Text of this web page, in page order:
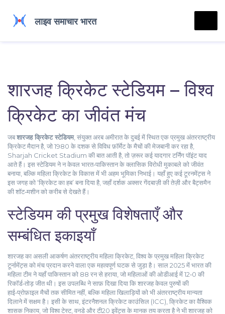
शारजह क्रिकेट स्टेडियम – विश्व
क्रिकेट का जीवंत मंच
जबशारजह क्रिकेट स्टेडियम, संयुक्त अरब अमीरात के दुबई में स्थित एक प्रमुख अंतरराष्ट्रीय
क्रिकेट मैदान है, जो 1980 के दशक से विविध फ़ॉर्मेट के मैचों की मेजबानी कर रहा है,
Sharjah Cricket Stadium की बात आती है, तो ज़रूर कई यादगार टर्निंग पॉइंट याद
आते हैं। इस स्टेडियम ने न केवल भारत‑पाकिस्तान के क्लासिक विरोधी मुकाबले को जीवंत
बनाया, बल्कि महिला क्रिकेट के विकास में भी अहम भूमिका निभाई। यहाँ हुए कई टूरनमेंट्स ने
इस जगह को ‘क्रिकेट का हब’ बना दिया है, जहाँ दर्शक अक्सर गेंदबाज़ी की तेज़ी और बैट्समैन
की शॉट‑मशीन को करीब से देखते हैं।
स्टेडियम की प्रमुख विशेषताएँ और
सम्बंधित इकाइयाँ
शारजह का असली आकर्षणअंतरराष्ट्रीय महिला क्रिकेट, विश्व के प्रमुख महिला क्रिकेट
टूर्नामेंट्स को मंच प्रदान करने वाला एक महत्वपूर्ण घटकसे जुड़ा है। साल 2025 में भारत की
महिला टीम ने यहाँ पाकिस्तान को 88 रन से हराया, जो महिलाओं की ओडीआई में 12‑0 की
रिकॉर्ड‑तोड़ जीत थी। इस उपलब्धि ने साफ़ दिखा दिया कि शारजह केवल पुरुषों की
हाई‑प्रोफ़ाइल मैचों तक सीमित नहीं, बल्कि महिला खिलाड़ियों को भी अंतरराष्ट्रीय मान्यता
दिलाने में सक्षम है। इसी के साथ, इंटरनैशनल क्रिकेट काउंसिल (ICC) क्रिकेट का वैश्विक
शासक निकाय, जो विश्व टेस्ट, वनडे और टी20 इवेंट्स के मानक तय करता हैने भी शारजह को